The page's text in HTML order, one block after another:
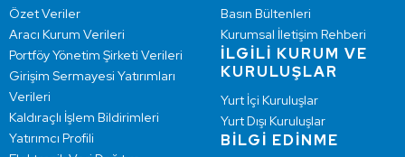
Özet Veriler
Aracı Kurum Verileri
Portföy Yönetim Şirketi Verileri
Girişim Sermayesi Yatırımları
Verileri
Kaldıraçlı İşlem Bildirimleri
Yatırımcı Profili
Basın Bültenleri
Kurumsal İletişim Rehberi
İLGİLİ KURUM VE
KURULUŞLAR
Yurt İçi Kuruluşlar
Yurt Dışı Kuruluşlar
BİLGİ EDİNME